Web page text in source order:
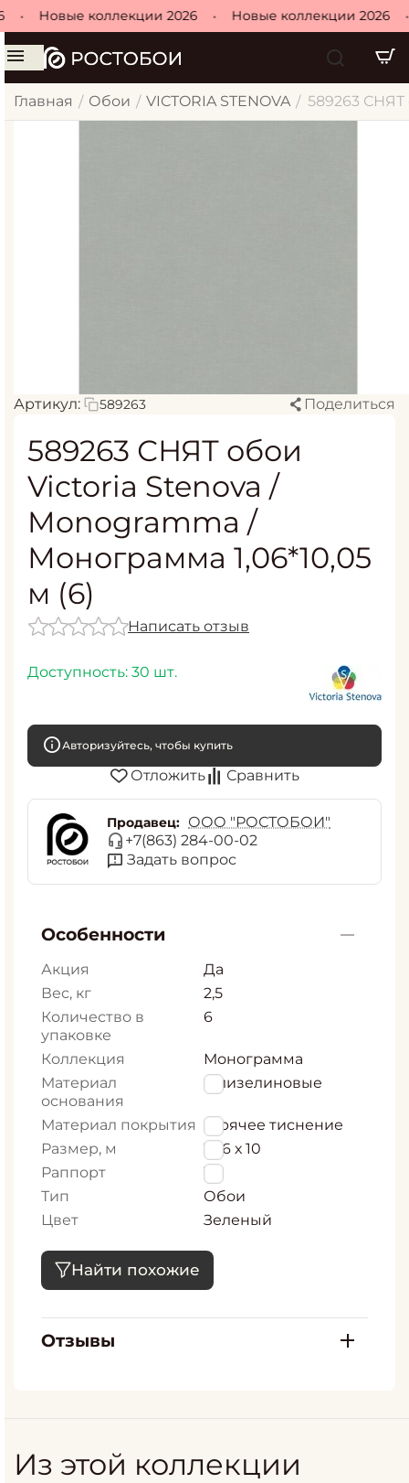
Новые коллекции 2026 Новые коллекции 2026
Главная / Обои / VICTORIA STENOVA / 589263 СНЯТ
Артикул: 589263 Поделиться
589263 СНЯТ обои
Victoria Stenova /
Monogramma /
Монограмма 1,06*10,05
м (6)
Написать отзыв
Доступность: 30 шт.
Авторизуйтесь, чтобы купить
Отложить Сравнить
Продавец: ООО "РОСТОБОИ"
+7(863) 284-00-02
Задать вопрос
Особенности
Акция
Да
Вес, кг
2,5
Количество в
упаковке
6
Коллекция
Монограмма
Материал
основания
Флизелиновые
Материал покрытия Горячее тиснение
Размер, м
1,06 х 10
Раппорт
16
Тип
Обои
Цвет
Зеленый
Найти похожие
Отзывы
Из этой коллекции